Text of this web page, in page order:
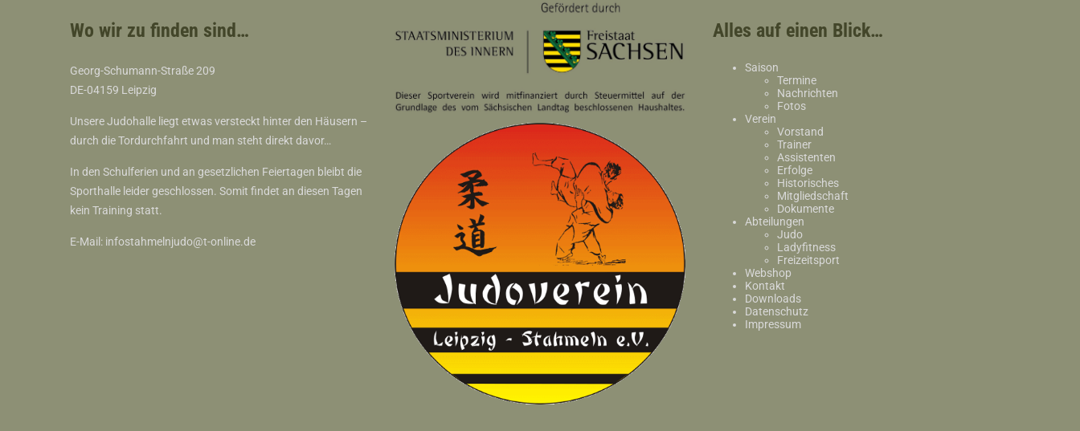
Wo wir zu finden sind…
Georg-Schumann-Straße 209
DE-04159 Leipzig
Unsere Judohalle liegt etwas versteckt hinter den Häusern –
durch die Tordurchfahrt und man steht direkt davor…
In den Schulferien und an gesetzlichen Feiertagen bleibt die
Sporthalle leider geschlossen. Somit findet an diesen Tagen
kein Training statt.
E-Mail: infostahmelnjudo@t-online.de
Alles auf einen Blick…
Saison
Termine
Nachrichten
Fotos
Verein
Vorstand
Trainer
Assistenten
Erfolge
Historisches
Mitgliedschaft
Dokumente
Abteilungen
Judo
Ladyfitness
Freizeitsport
Webshop
Kontakt
Downloads
Datenschutz
Impressum